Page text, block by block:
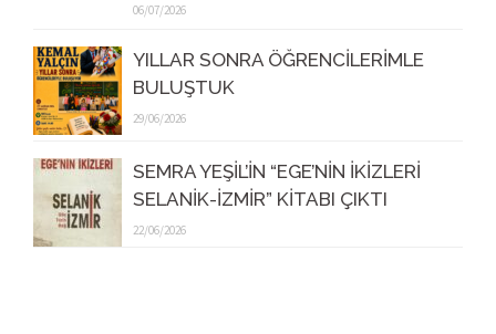
06/07/2026
YILLAR SONRA ÖĞRENCİLERİMLE
BULUŞTUK
29/06/2026
SEMRA YEŞİL’İN “EGE’NİN İKİZLERİ
SELANİK-İZMİR” KİTABI ÇIKTI
22/06/2026